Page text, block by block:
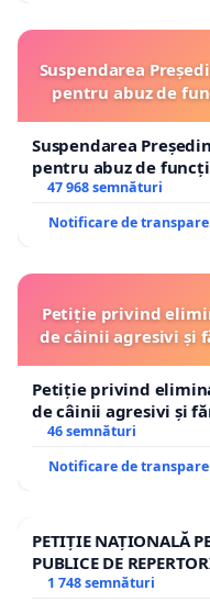
Suspendarea
pentru abuz de
Suspendarea
pentru abuz de
47 968 semnături
Notificare de
Petiție privind
de câinii agresivi și
Petiție privind
de câinii agresivi și
46 semnături
Notificare de
PETIȚIE NAȚIONALĂ
PUBLICE DE
1 748 semnături